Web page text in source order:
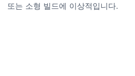
또는 소형 빌드에 이상적입니다.